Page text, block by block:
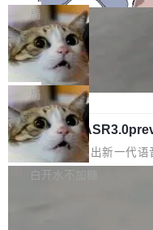
x / Harmony PC curl -
r.org/solon...
不断累积，代码仓中的模
务逻辑等关键信息往往分
件之中，形成高度复杂的
代码检索手段（如关键词匹
在语法层面完成文本定位，
内涵与结构关联，导致开发
理解大规模代码仓时面临显
颈。 代码仓深度理解服务
e深度理解服务"）是华为
名90后算法工程师王某，
服务器空间，删光了公司AI
数据。 王某2024年1月入
短剧部门，有互联网大厂背
调整期间，部门三次通知全
移到B集群，王某都回复了"
数据。2024年9月3日下午4
的账号密码进入A集群，输
称为"删库跑路"的命令——
局
Cloudflare 分享推理优化
che 量化 + 权重压缩，吞
1%，成本降 30%
Kimi 和 GLM 是当前最强的
它们有一个共同的问题：
的 Kimi K 系列和智谱的
oE 架构的大模型，好用到
存永远不够用。 Cloudflare
一直在跑这些模型的推理
局
腾讯混元 Hy
腾讯混元正式推出新一代语
3.0preview。基于最新一代
白开水不加糖